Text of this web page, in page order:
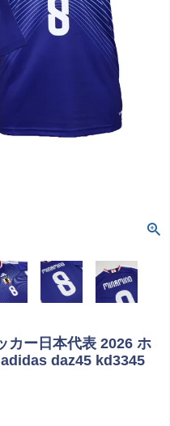
カー日本代表 2026 ホ
daz45 kd3345